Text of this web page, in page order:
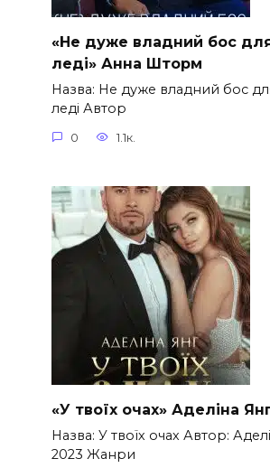
«Не дуже владний бос для
леді» Анна Шторм
Назва: Не дуже владний бос
леді Автор
0 1.1к.
«У твоїх очах» Аделіна
Назва: У твоїх очах Автор:
2023 Жанри